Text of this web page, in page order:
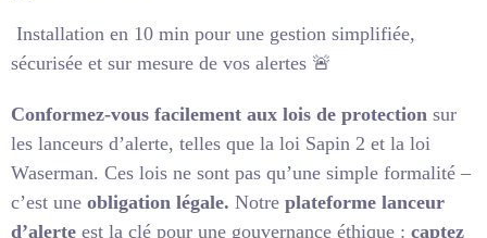
Installation en 10 min pour une gestion simplifiée,
sécurisée et sur mesure de vos alertes 🚨
Conformez-vous facilement aux lois de protection sur
les lanceurs d’alerte, telles que la loi Sapin 2 et la loi
Waserman. Ces lois ne sont pas qu’une simple formalité –
c’est une obligation légale. Notre plateforme lanceur
d’alerte est la clé pour une gouvernance éthique : captez